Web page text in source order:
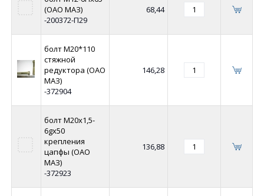
(ОАО МАЗ)
-200372-П29
68,44
болт М20*110
стяжной
редуктора (ОАО
МАЗ)
-372904
146,28
болт М20х1,5-
6gх50
крепления
цапфы (ОАО
МАЗ)
-372923
136,88